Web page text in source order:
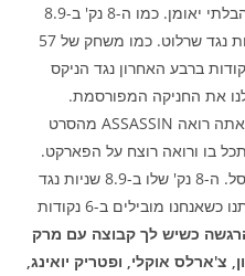
למילר היתה תכונה של לעשות את הבלתי יאומן. כמו ה-8 נק' ב-8.9
שניות נגד הניקס. כמו 8 מ-10 שלשות נגד שרלוט. כמו משחק של 57
לעולם לא אשכח את 25 הנקודות ברבע האחרון נגד הניקס
הראה לנו את החניקה המפורסמת.
באותם רגעים אתה לא רואה אנוש. אתה רואה ASSASSIN מהסרט
בו ורואה רוצח על הפארקט.
אתה יודע שכל כדור בידיו יסתיים בסל. ה-8 נק' שלו ב-8.9 שניות נגד
הניקס בפלייאוף של 1995 ניצחו אותנו כשאנחנו מובילים ב-6 נקודות
כשיש לך קבוצה עם מרק
צ'ארלס אוקלי, ופטריק יואינג,